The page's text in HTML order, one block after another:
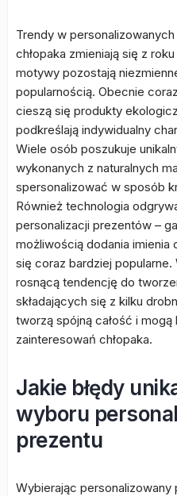
Trendy w
chłopaka zmieniają się z
motywy pozostają
popularnością. Obecnie
cieszą się produkty
podkreślają indywidualny
Wiele osób poszukuje
wykonanych z naturalnych
spersonalizować w sposób
Również technologia
personalizacji prezentów –
możliwością dodania
się coraz bardziej
rosnącą tendencję do
składających się z kilku
tworzą spójną całość i
zainteresowań chłopaka.
Jakie błędy
wyboru
prezentu
Wybierając personalizowany